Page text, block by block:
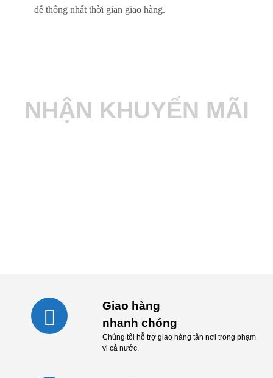
để thống nhất thời gian giao hàng.
NHẬN KHUYẾN MÃI
Giao hàng
nhanh chóng
Chúng tôi hỗ trợ giao hàng tận nơi trong phạm
vi cả nước.